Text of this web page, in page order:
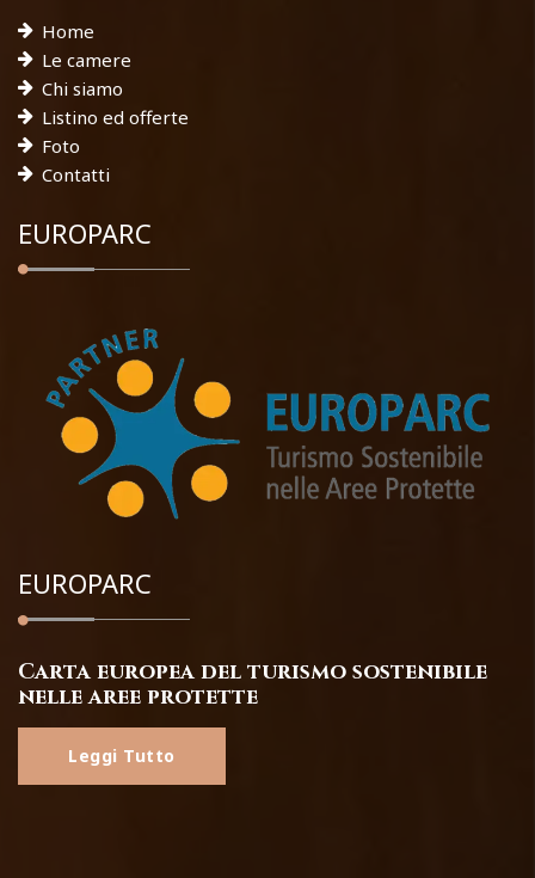
Home
Le camere
Chi siamo
Listino ed offerte
Foto
Contatti
EUROPARC
EUROPARC
Carta europea del turismo sostenibile
nelle aree protette
Leggi Tutto